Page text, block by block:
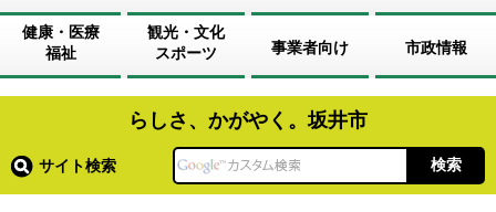
健康・医療
福祉
観光・文化
スポーツ
事業者向け 市政情報
らしさ、かがやく。坂井市
サイト検索